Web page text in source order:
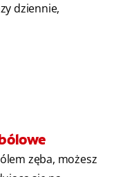
dziennie,
zęba, możesz